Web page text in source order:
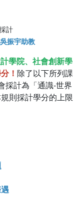
計
振宇助教
學院、社會創新學
！ 除了以下所列課
採計為「通識-世界
則採計學分的上限